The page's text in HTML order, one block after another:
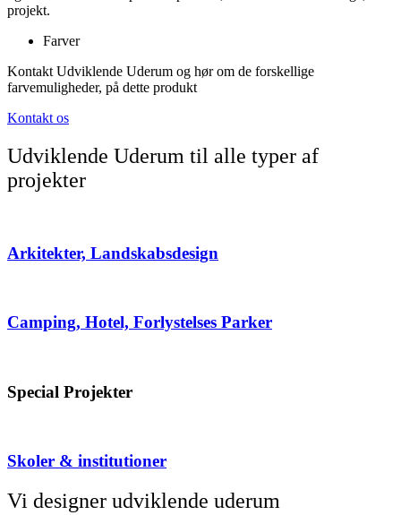
projekt.
Farver
Kontakt Udviklende Uderum og hør om de forskellige
farvemuligheder, på dette produkt
Kontakt os
Udviklende Uderum til alle typer af
projekter
Arkitekter, Landskabsdesign
Camping, Hotel, Forlystelses Parker
Special Projekter
Skoler & institutioner
Vi designer udviklende uderum